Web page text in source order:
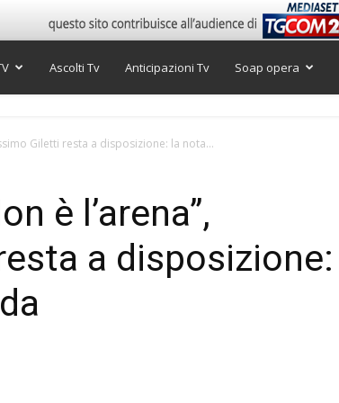
Ascolti Tv Anticipazioni Tv Soap opera
Giletti resta a disposizione: la nota...
è l’arena”,
a disposizione: